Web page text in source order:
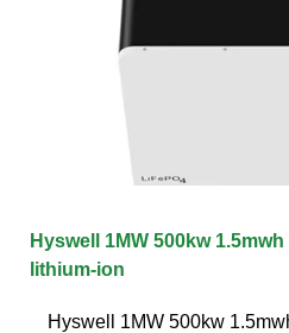
Hyswell 1MW 500kw
lithium-ion
Hyswell 1MW 500kw